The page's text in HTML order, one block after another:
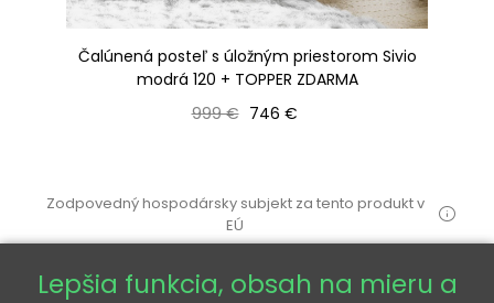
Čalúnená posteľ s úložným priestorom Sivio
modrá 120 + TOPPER ZDARMA
Bežná cena
999 € Cena
746 €
Zodpovedný hospodársky subjekt za tento produkt v
EÚ
Lepšia funkcia, obsah na mieru a